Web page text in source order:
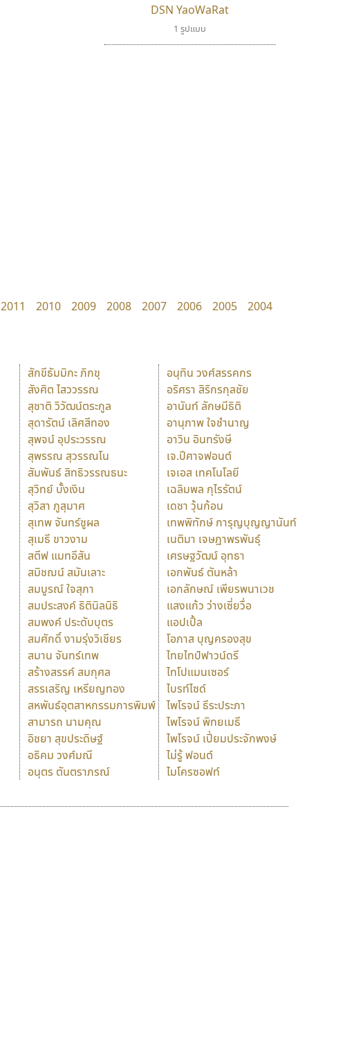
DSN YaoWaRat
1 รูปแบบ
2011 2010 2009 2008 2007 2006 2005
2004
สักขีธัมมิกะ ภิกขุ
สังศิต ไสววรรณ
สุชาติ วิวัฒน์ตระกูล
สุดารัตน์ เลิศสีทอง
สุพจน์ อุประวรรณ
สุพรรณ สุวรรณโน
สัมพันธ์ สิทธิวรรณธนะ
สุวิทย์ บั้งเงิน
สุวิสา ภูสุมาศ
สุเทพ จันทร์ชูผล
สุเมธี ขาวงาม
สตีฟ แมทอีสัน
สมิชฌน์ สมันเลาะ
สมบูรณ์ ใจสุภา
สมประสงค์ ธิตินิลนิธิ
สมพงค์ ประดับบุตร
สมศักดิ์ งามรุ่งวิเชียร
สมาน จันทร์เทพ
สร้างสรรค์ สมกุศล
สรรเสริญ เหรียญทอง
สหพันธ์อุตสาหกรรมการพิมพ์
สามารถ นามคุณ
อิชยา สุขประดิษฐ์
อธิคม วงศ์มณี
อนุตร ตันตราภรณ์
อนุทิน วงศ์สรรคกร
อริศรา สิริกรกุลชัย
อานันท์ ลักษมีธิติ
อานุภาพ ใจชำนาญ
อาวิน อินทรังษี
เจ.ปีศาจฟอนต์
เจเอส เทคโนโลยี
เฉลิมพล กุไรรัตน์
เดชา วุ้นก้อน
เทพพิทักษ์ การุญบุญญานันท์
เนติมา เจษฎาพรพันธุ์
เศรษฐวัฒน์ อุทธา
เอกพันธ์ ตันหล้า
เอกลักษณ์ เพียรพนาเวช
แสงแก้ว ว่างเซี่ยวื่อ
แอปเปิ้ล
โอภาส บุญครองสุข
ไทยไทป์ฟาวน์ดรี
ไทโปแมนเซอร์
ไบรท์ไซด์
ไพโรจน์ ธีระประภา
ไพโรจน์ พิทยเมธี
ไพโรจน์ เปี่ยมประจักพงษ์
ไม่รู้ ฟอนต์
ไมโครซอฟท์